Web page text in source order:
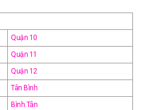
Quận 10
Quận 11
Quận 12
Tân Bình
Bình Tân